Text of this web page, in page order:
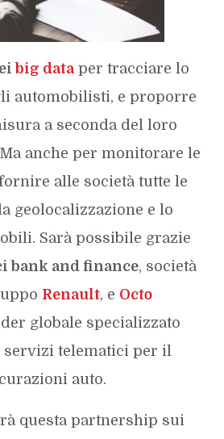
big dataper tracciare lo
automobilisti, e proporre
a seconda del loro
anche per monitorare le
alle società tutte le
geolocalizzazione e lo
Sarà possibile grazie
bank and finance, società
Renault, e Octo
globale specializzato
telematici per il
auto.
questa partnership sui